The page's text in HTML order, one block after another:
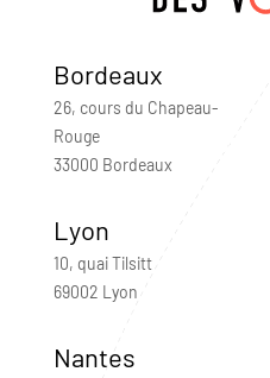
Bordeaux
26, cours du Chapeau-
Rouge
33000 Bordeaux
Lyon
10, quai Tilsitt
69002 Lyon
Nantes